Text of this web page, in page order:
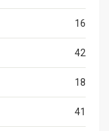
16
42
18
41